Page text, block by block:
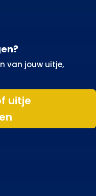
van jouw uitje,
uitje